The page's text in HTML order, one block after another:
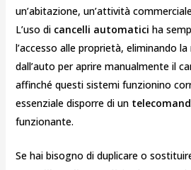
un’abitazione, un’attività
L’uso di cancelli automatici ha
l’accesso alle proprietà, eliminando
dall’auto per aprire manualmente il
affinché questi sistemi funzionino
essenziale disporre di un
funzionante.
Se hai bisogno di duplicare o